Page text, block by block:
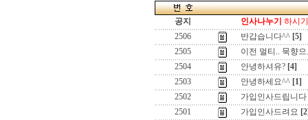
공지 인사나누기 하시
2506
반갑습니다^^ [5]
2505
이전 멀티.. 묵향
2504
안녕하셔유? [4]
2503
안녕하세요^^ [1]
2502
가입인사드립니다
2501
가입인사드려요